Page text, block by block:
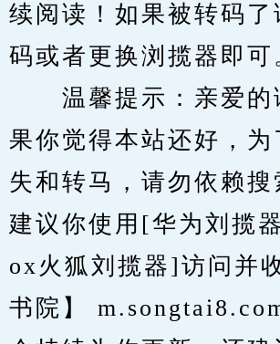
续阅读！如果被转码了
码或者更换浏揽器即可
温馨提示：亲爱的
果你觉得本站还好，为
失和转马，请勿依赖搜
建议你使用[华为刘揽
ox火狐刘揽器]访问并
书院】